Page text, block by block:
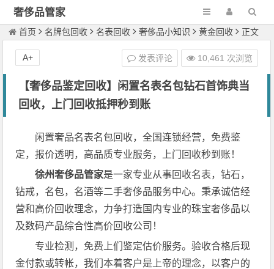
奢侈品管家
首页 名牌包回收 名表回收 奢侈品小知识 黄金回收 正文
【奢侈品鉴定回收】闲置名表名包钻石首饰典当
回收，上门回收抵押秒到账
发表评论 10,461 次浏览
A+
闲置奢品名表名包回收，全国连锁经营，免费鉴
定，报价透明，高品质专业服务，上门回收秒到账！
徐州奢侈品管家是一家专业从事回收名表，钻石，
钻戒，名包，名酒等二手奢侈品服务中心。秉承诚信经
营和高价回收理念，力争打造国内专业的珠宝奢侈品以
及数码产品综合性高价回收公司！
专业检测，免费上们鉴定估价服务。验收合格后现
金付款或转帐，我们本着客户是上帝的理念，以客户的